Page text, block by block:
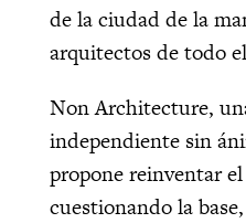
de la ciudad de la
arquitectos de todo
Non Architecture,
independiente sin
propone reinventar
cuestionando la